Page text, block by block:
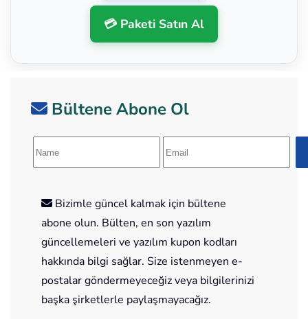
💳 Paketi Satın Al
Bültene Abone Ol
Bizimle güncel kalmak için bültene
abone olun. Bülten, en son yazılım
güncellemeleri ve yazılım kupon kodları
hakkında bilgi sağlar. Size istenmeyen e-
postalar göndermeyeceğiz veya bilgilerinizi
başka şirketlerle paylaşmayacağız.